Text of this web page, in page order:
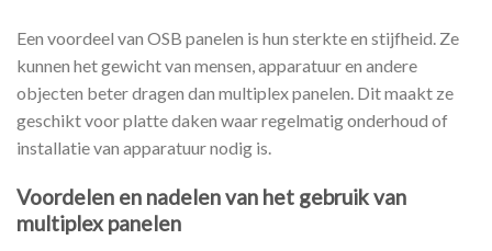
Een voordeel van OSB panelen is hun sterkte en stijfheid. Ze
kunnen het gewicht van mensen, apparatuur en andere
objecten beter dragen dan multiplex panelen. Dit maakt ze
geschikt voor platte daken waar regelmatig onderhoud of
installatie van apparatuur nodig is.
Voordelen en nadelen van het gebruik van
multiplex panelen